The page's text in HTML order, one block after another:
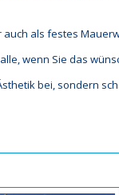
als festes
wenn Sie das
bei, sondern